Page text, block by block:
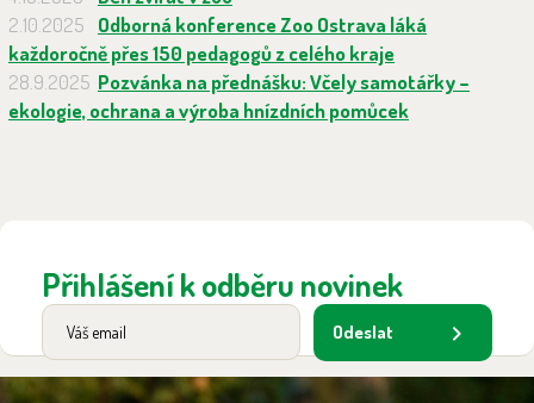
2.10.2025
Odborná konference Zoo Ostrava láká
každoročně přes 150 pedagogů z celého kraje
28.9.2025 Pozvánka na přednášku: Včely samotářky –
ekologie, ochrana a výroba hnízdních pomůcek
Přihlášení k odběru novinek
Odeslat